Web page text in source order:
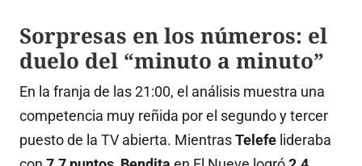
Sorpresas en los números: el
duelo del “minuto a minuto”
En la franja de las 21:00, el análisis muestra una
competencia muy reñida por el segundo y tercer
puesto de la TV abierta. MientrasTelefe lideraba